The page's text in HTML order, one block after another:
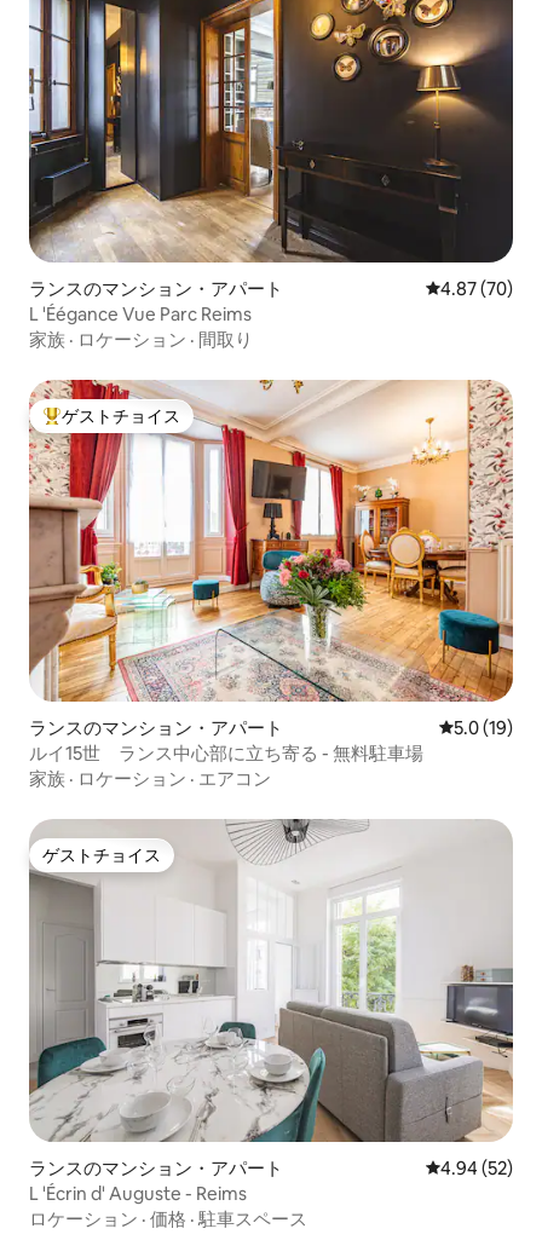
ランスのマンション・アパート レビュー70
4.87 (70)
L 'Éégance Vue Parc Reims
家族 · ロケーション · 間取り
大好評のゲストチョイスです。
ゲストチョイス
ランスのマンション・アパート レビュー19
5.0 (19)
ルイ15世 ランス中心部に立ち寄る - 無料駐車場
家族 · ロケーション · エアコン
ゲストチョイス
ゲストチョイス
ランスのマンション・アパート レビュー52
4.94 (52)
L 'Écrin d' Auguste - Reims
ロケーション · 価格 ·駐車スペース